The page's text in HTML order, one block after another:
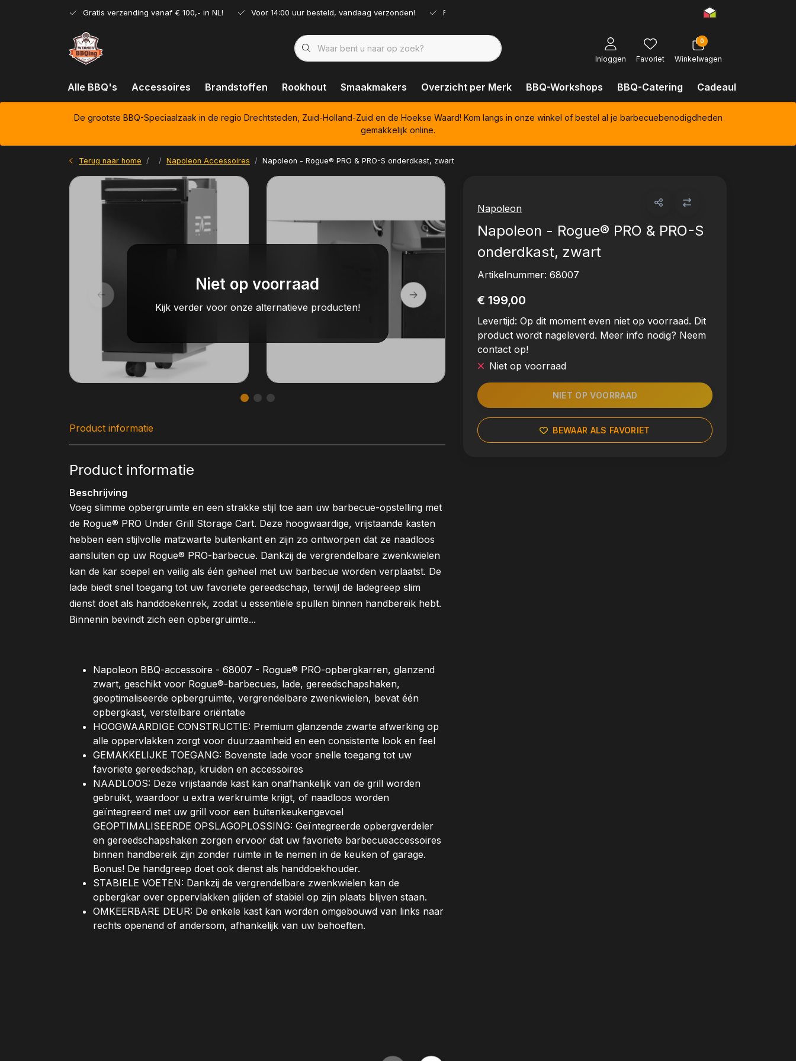
Gratis verzending vanaf € 100,- in NL! Voor 14:00 uur besteld, vandaag verzonden! Ruim assortiment!
Inloggen Favoriet
0
Winkelwagen
Alle BBQ's Accessoires Brandstoffen Rookhout Smaakmakers Overzicht per Merk BBQ-Workshops BBQ-Catering Cadeaubonnen
De grootste BBQ-Speciaalzaak in de regio Drechtsteden, Zuid-Holland-Zuid en de Hoekse Waard! Kom langs in onze winkel of bestel al je barbecuebenodigdheden
gemakkelijk online.
Terug naar home Napoleon Accessoires Napoleon - Rogue® PRO & PRO-S onderdkast, zwart
Napoleon
Napoleon - Rogue® PRO & PRO-S
onderdkast, zwart
Artikelnummer: 68007
€ 199,00
Levertijd: Op dit moment even niet op voorraad. Dit
product wordt nageleverd. Meer info nodig? Neem
contact op!
Niet op voorraad
NIET OP VOORRAAD
BEWAAR ALS FAVORIET
Niet op voorraad
Kijk verder voor onze alternatieve producten!
Product informatie
Product informatie
Beschrijving
Voeg slimme opbergruimte en een strakke stijl toe aan uw barbecue-opstelling met
de Rogue® PRO Under Grill Storage Cart. Deze hoogwaardige, vrijstaande kasten
hebben een stijlvolle matzwarte buitenkant en zijn zo ontworpen dat ze naadloos
aansluiten op uw Rogue® PRO-barbecue. Dankzij de vergrendelbare zwenkwielen
kan de kar soepel en veilig als één geheel met uw barbecue worden verplaatst. De
lade biedt snel toegang tot uw favoriete gereedschap, terwijl de ladegreep slim
dienst doet als handdoekenrek, zodat u essentiële spullen binnen handbereik hebt.
Binnenin bevindt zich een opbergruimte...
Napoleon BBQ-accessoire - 68007 - Rogue® PRO-opbergkarren, glanzend
zwart, geschikt voor Rogue®-barbecues, lade, gereedschapshaken,
geoptimaliseerde opbergruimte, vergrendelbare zwenkwielen, bevat één
opbergkast, verstelbare oriëntatie
HOOGWAARDIGE CONSTRUCTIE: Premium glanzende zwarte afwerking op
alle oppervlakken zorgt voor duurzaamheid en een consistente look en feel
GEMAKKELIJKE TOEGANG: Bovenste lade voor snelle toegang tot uw
favoriete gereedschap, kruiden en accessoires
NAADLOOS: Deze vrijstaande kast kan onafhankelijk van de grill worden
gebruikt, waardoor u extra werkruimte krijgt, of naadloos worden
geïntegreerd met uw grill voor een buitenkeukengevoel
GEOPTIMALISEERDE OPSLAGOPLOSSING: Geïntegreerde opbergverdeler
en gereedschapshaken zorgen ervoor dat uw favoriete barbecueaccessoires
binnen handbereik zijn zonder ruimte in te nemen in de keuken of garage.
Bonus! De handgreep doet ook dienst als handdoekhouder.
STABIELE VOETEN: Dankzij de vergrendelbare zwenkwielen kan de
opbergkar over oppervlakken glijden of stabiel op zijn plaats blijven staan.
OMKEERBARE DEUR: De enkele kast kan worden omgebouwd van links naar
rechts openend of andersom, afhankelijk van uw behoeften.